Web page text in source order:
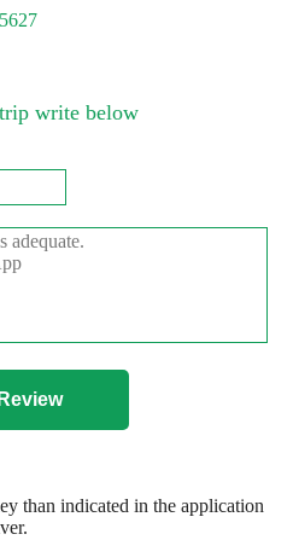
write below
than indicated in the application